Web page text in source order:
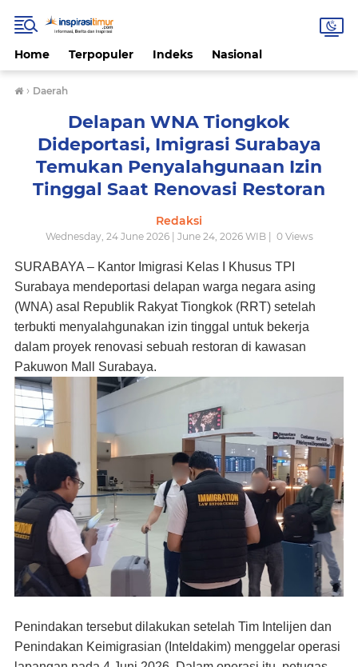
Home Terpopuler Indeks Nasional
› Daerah
Delapan WNA Tiongkok
Dideportasi, Imigrasi Surabaya
Temukan Penyalahgunaan Izin
Tinggal Saat Renovasi Restoran
Redaksi
Wednesday, 24 June 2026 | June 24, 2026 WIB | 0Views
SURABAYA – Kantor Imigrasi Kelas I Khusus TPI
Surabaya mendeportasi delapan warga negara asing
(WNA) asal Republik Rakyat Tiongkok (RRT) setelah
terbukti menyalahgunakan izin tinggal untuk bekerja
dalam proyek renovasi sebuah restoran di kawasan
Pakuwon Mall Surabaya.
Penindakan tersebut dilakukan setelah Tim Intelijen dan
Penindakan Keimigrasian (Inteldakim) menggelar operasi